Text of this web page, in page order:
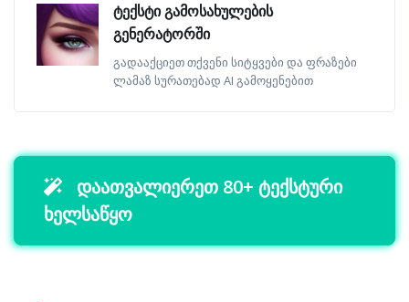
ტექსტი გამოსახულების
გენერატორში
გადააქციეთ თქვენი სიტყვები და ფრაზები
ლამაზ სურათებად AI გამოყენებით
დაათვალიერეთ 80+ ტექსტური
ხელსაწყო